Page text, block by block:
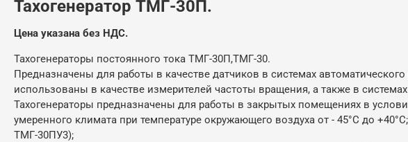
Тахогенератор ТМГ-30П.
Цена указана без НДС.
Тахогенераторы постоянного тока ТМГ-30П,ТМГ-30.
Предназначены для работы в качестве датчиков в системах
использованы в качестве измерителей частоты вращения, а также в
Тахогенераторы предназначены для работы в закрытых помещениях в
умеренного климата при температуре окружающего воздуха от - 45°С до
ТМГ-30ПУ3);